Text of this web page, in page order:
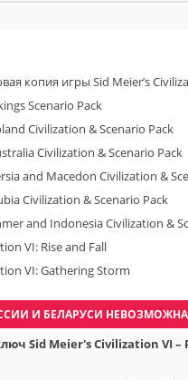
копия игры Sid Meier’s
Scenario Pack
Civilization & Scenario Pack
Civilization & Scenario Pack
and Macedon Civilization &
Civilization & Scenario Pack
and Indonesia Civilization &
VI: Rise and Fall
VI: Gathering Storm
И БЕЛАРУСИ
Sid Meier's Civilization VI –